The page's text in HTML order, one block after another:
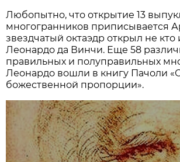
Любопытно, что открытие 13
многогранников приписывается
звездчатый октаэдр открыл не кто
Леонардо да Винчи. Еще 58
правильных и полуправильных
Леонардо вошли в книгу Пачоли
божественной пропорции».